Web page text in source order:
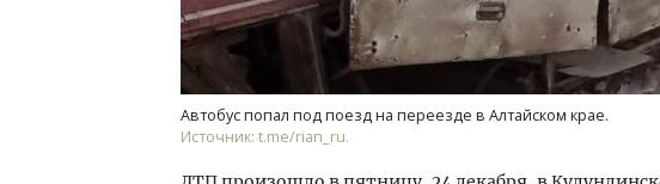
Автобус попал под поезд на переезде в Алтайском крае.
Источник: t.me/rian_ru.